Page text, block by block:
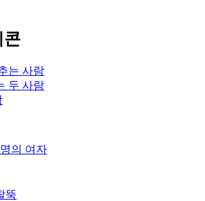
콘
는 사람
두 사람
의 여자
뚝